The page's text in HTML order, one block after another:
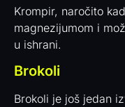
Krompir, naročito
magnezijumom i
u ishrani.
Brokoli
Brokoli je još jedan